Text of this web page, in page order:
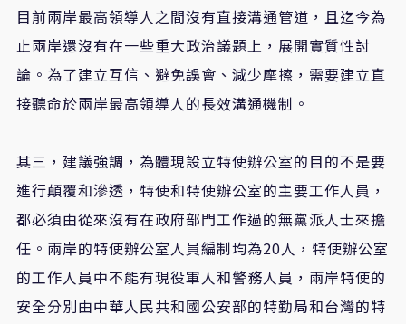
目前兩岸最高領導人之間沒有直接溝通管道，且迄今為
止兩岸還沒有在一些重大政治議題上，展開實質性討
論。為了建立互信、避免誤會、減少摩擦，需要建立直
接聽命於兩岸最高領導人的長效溝通機制。
其三，建議強調，為體現設立特使辦公室的目的不是要
進行顛覆和滲透，特使和特使辦公室的主要工作人員，
都必須由從來沒有在政府部門工作過的無黨派人士來擔
任。兩岸的特使辦公室人員編制均為20人，特使辦公室
的工作人員中不能有現役軍人和警務人員，兩岸特使的
安全分別由中華人民共和國公安部的特勤局和台灣的特